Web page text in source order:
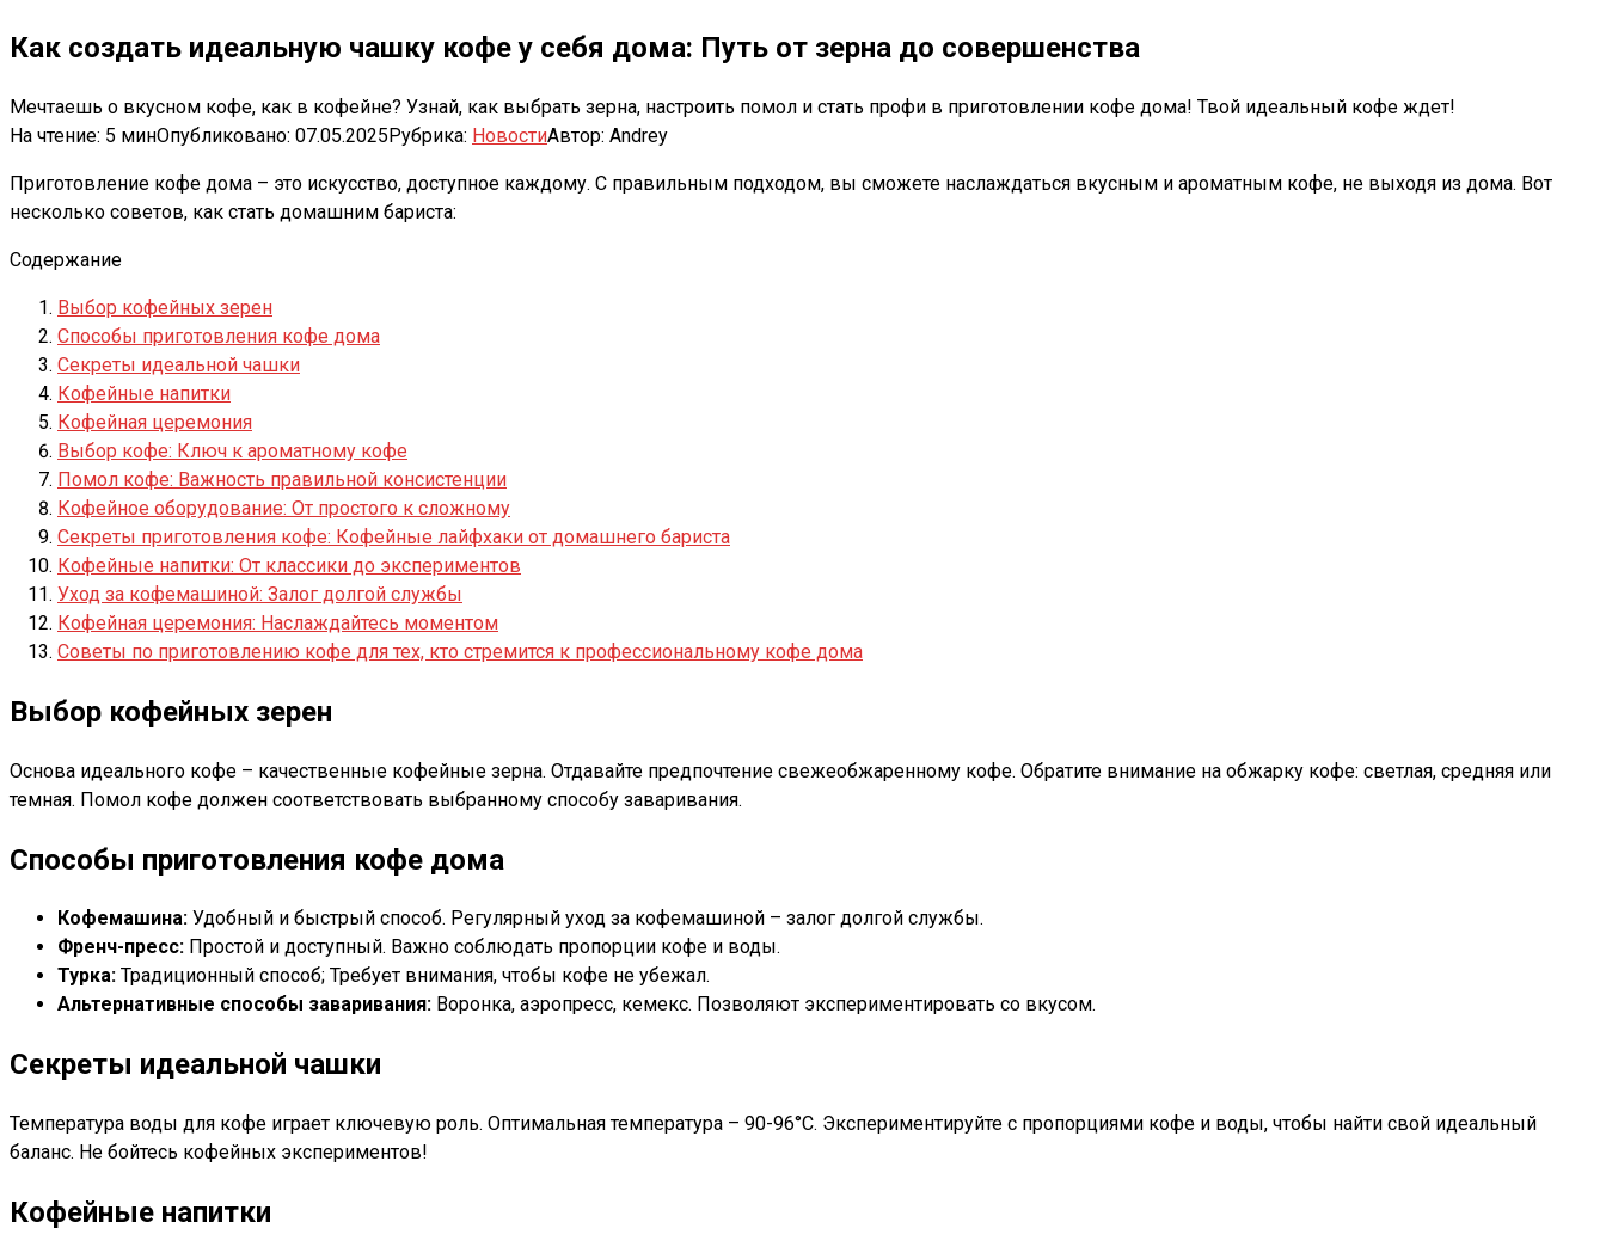
Как создать идеальную чашку кофе у себя дома: Путь от зерна до совершенства
Мечтаешь о вкусном кофе, как в кофейне? Узнай, как выбрать зерна, настроить помол и стать профи в приготовлении кофе дома! Твой идеальный кофе ждет!
На чтение: 5 минОпубликовано: 07.05.2025Рубрика: НовостиАвтор: Andrey
Приготовление кофе дома – это искусство, доступное каждому. С правильным подходом, вы сможете наслаждаться вкусным и ароматным кофе, не выходя из дома. Вот
несколько советов, как стать домашним бариста:
Содержание
Выбор кофейных зерен
Способы приготовления кофе дома
Секреты идеальной чашки
Кофейные напитки
Кофейная церемония
Выбор кофе: Ключ к ароматному кофе
Помол кофе: Важность правильной консистенции
Кофейное оборудование: От простого к сложному
Секреты приготовления кофе: Кофейные лайфхаки от домашнего бариста
Кофейные напитки: От классики до экспериментов
Уход за кофемашиной: Залог долгой службы
Кофейная церемония: Наслаждайтесь моментом
Советы по приготовлению кофе для тех, кто стремится к профессиональному кофе дома
Выбор кофейных зерен
Основа идеального кофе – качественные кофейные зерна. Отдавайте предпочтение свежеобжаренному кофе. Обратите внимание на обжарку кофе: светлая, средняя или
темная. Помол кофе должен соответствовать выбранному способу заваривания.
Способы приготовления кофе дома
Кофемашина: Удобный и быстрый способ. Регулярный уход за кофемашиной – залог долгой службы.
Френч-пресс: Простой и доступный. Важно соблюдать пропорции кофе и воды.
Турка: Традиционный способ; Требует внимания, чтобы кофе не убежал.
Альтернативные способы заваривания: Воронка, аэропресс, кемекс. Позволяют экспериментировать со вкусом.
Секреты идеальной чашки
Температура воды для кофе играет ключевую роль. Оптимальная температура – 90-96°C. Экспериментируйте с пропорциями кофе и воды, чтобы найти свой идеальный
баланс. Не бойтесь кофейных экспериментов!
Кофейные напитки